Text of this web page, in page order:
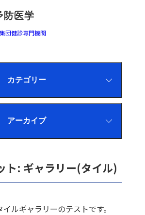
防医学
団健診専門機関
カテゴリー
アーカイブ
ト: ギャラリー(タイル)
ルギャラリーのテストです。